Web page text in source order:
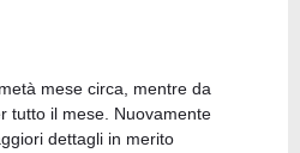
mese circa, mentre da
tutto il mese. Nuovamente
dettagli in merito